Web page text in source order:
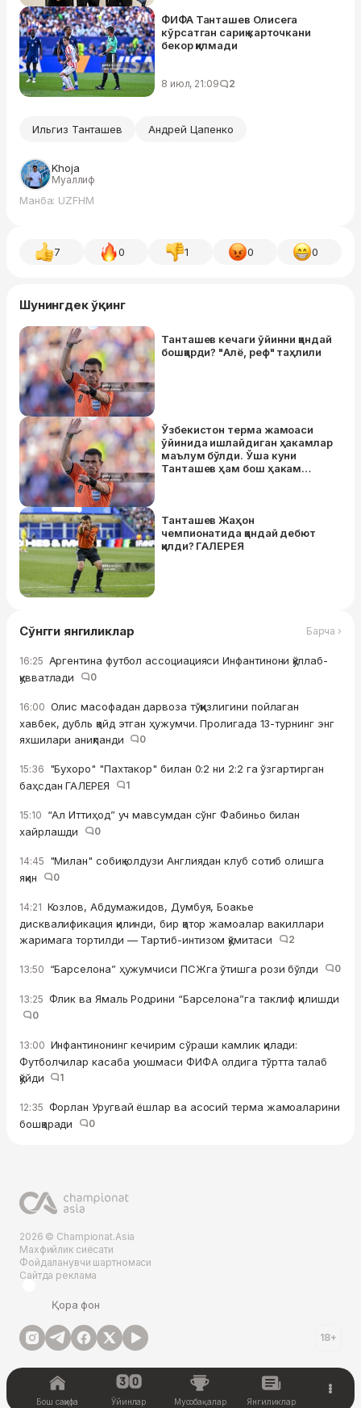
ФИФА Танташев Олисега
кўрсатган сариқ карточкани
бекор қилмади
8 июл, 21:09 2
Ильгиз Танташев Андрей Цапенко
Khoja
Муаллиф
Манба: UZFHM
7 0 1 0 0
Шунингдек ўқинг
Танташев кечаги ўйинни қандай
бошқарди? "Алё, реф" таҳлили
Ўзбекистон терма жамоаси
ўйинида ишлайдиган ҳакамлар
маълум бўлди. Ўша куни
Танташев ҳам бош ҳакам
Танташев Жаҳон
чемпионатида қандай дебют
қилди? ГАЛЕРЕЯ
Сўнгги янгиликлар Барча ›
16:25 Аргентина футбол ассоциацияси Инфантинони қўллаб-
қувватлади
0
16:00 Олис масофадан дарвоза тўққизлигини пойлаган
хавбек, дубль қайд этган ҳужумчи. Пролигада 13-турнинг энг
яхшилари аниқланди
0
15:36 "Бухоро" "Пахтакор" билан 0:2 ни 2:2 га ўзгартирган
баҳсдан ГАЛЕРЕЯ
1
15:10 “Ал Иттиҳод” уч мавсумдан сўнг Фабиньо билан
хайрлашди
0
14:45 "Милан" собиқ юлдузи Англиядан клуб сотиб олишга
яқин
0
14:21 Козлов, Абдумажидов, Думбуя, Боакье
дисквалификация қилинди, бир қатор жамоалар вакиллари
жаримага тортилди — Тартиб-интизом қўмитаси
2
13:50 “Барселона” ҳужумчиси ПСЖга ўтишга рози бўлди 0
13:25 Флик ва Ямаль Родрини “Барселона”га таклиф қилишди
0
13:00 Инфантинонинг кечирим сўраши камлик қилади:
Футболчилар касаба уюшмаси ФИФА олдига тўртта талаб
қўйди
1
12:35 Форлан Уругвай ёшлар ва асосий терма жамоаларини
бошқаради
0
2026 © Championat.Asia
Махфийлик сиёсати
Фойдаланувчи шартномаси
Сайтда реклама
Қора фон
18+
Бош саҳифа Ўйинлар Мусобақалар Янгиликлар